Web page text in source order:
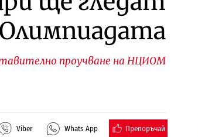
Олимпиадата
проучване на НЦИОМ
Viber Whats App Препоръчай